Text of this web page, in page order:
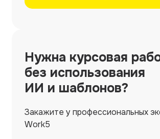
Нужна курсовая
без использования
ИИ и шаблонов?
Закажите у профессиональных
Work5